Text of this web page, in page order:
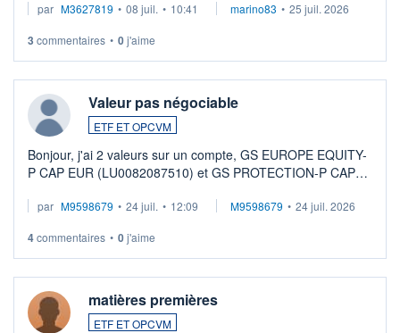
par M3627819 • 08 juil. • 10:41 marino83 • 25 juil. 2026
3 commentaires • 0j'aime
Valeur pas négociable
ETF ET OPCVM
Bonjour, j'ai 2 valeurs sur un compte, GS EUROPE EQUITY-
P CAP EUR (LU0082087510) et GS PROTECTION-P CAP
veux procéder à la vente, on me signale ...
par M9598679 • 24 juil. • 12:09 M9598679 • 24 juil. 2026
4commentaires • 0j'aime
matières premières
ETF ET OPCVM